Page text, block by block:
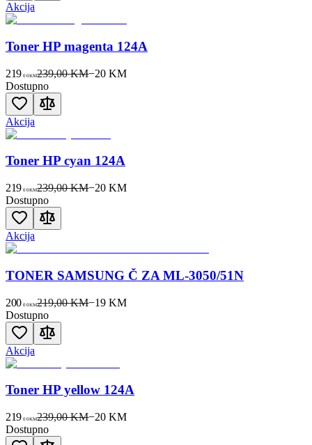
Akcija
Toner HP magenta 124A
219 00KM239,00 KM−20 KM
Dostupno
Akcija
Toner HP cyan 124A
219 00KM239,00 KM−20 KM
Dostupno
Akcija
TONER SAMSUNG Č ZA ML-3050/51N
200 00KM219,00 KM−19 KM
Dostupno
Akcija
Toner HP yellow 124A
219 00KM239,00 KM−20 KM
Dostupno